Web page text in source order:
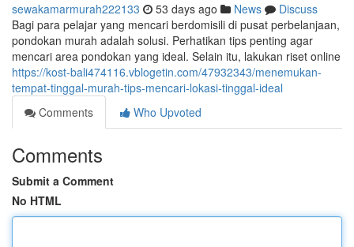
sewakamarmurah222133 53 days ago News
Discuss
Bagi para pelajar yang mencari berdomisili di pusat perbelanjaan,
pondokan murah adalah solusi. Perhatikan tips penting agar
mencari area pondokan yang ideal. Selain itu, lakukan riset online
https://kost-bali474116.vblogetin.com/47932343/menemukan-
tempat-tinggal-murah-tips-mencari-lokasi-tinggal-ideal
Comments
Who Upvoted
Comments
Submit a Comment
No HTML